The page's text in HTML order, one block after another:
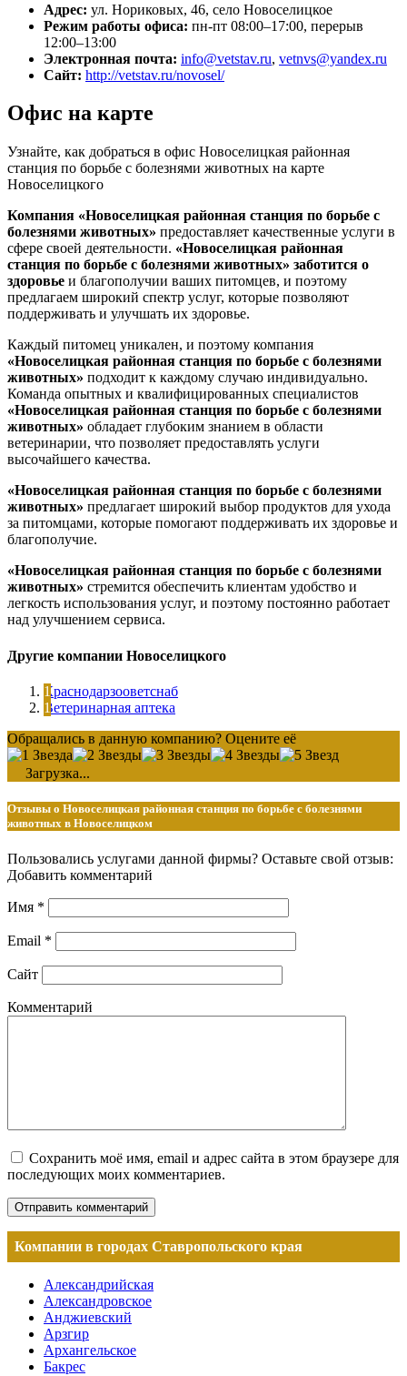
Адрес: ул. Нориковых, 46, село Новоселицкое
Режим работы офиса: пн-пт 08:00–17:00, перерыв
12:00–13:00
Электронная почта: info@vetstav.ru, vetnvs@yandex.ru
Сайт: http://vetstav.ru/novosel/
Офис на карте
Узнайте, как добраться в офис Новоселицкая районная
станция по борьбе с болезнями животных на карте
Новоселицкого
Компания «Новоселицкая районная станция по борьбе с
болезнями животных» предоставляет качественные услуги в
сфере своей деятельности. «Новоселицкая районная
станция по борьбе с болезнями животных» заботится о
здоровье и благополучии ваших питомцев, и поэтому
предлагаем широкий спектр услуг, которые позволяют
поддерживать и улучшать их здоровье.
Каждый питомец уникален, и поэтому компания
«Новоселицкая районная станция по борьбе с болезнями
животных» подходит к каждому случаю индивидуально.
Команда опытных и квалифицированных специалистов
«Новоселицкая районная станция по борьбе с болезнями
животных» обладает глубоким знанием в области
ветеринарии, что позволяет предоставлять услуги
высочайшего качества.
«Новоселицкая районная станция по борьбе с болезнями
животных» предлагает широкий выбор продуктов для ухода
за питомцами, которые помогают поддерживать их здоровье и
благополучие.
«Новоселицкая районная станция по борьбе с болезнями
животных» стремится обеспечить клиентам удобство и
легкость использования услуг, и поэтому постоянно работает
над улучшением сервиса.
Другие компании Новоселицкого
Краснодарзооветснаб
Ветеринарная аптека
Обращались в данную компанию? Оцените её
Загрузка...
Отзывы о Новоселицкая районная станция по борьбе с болезнями
животных в Новоселицком
Пользовались услугами данной фирмы? Оставьте свой отзыв:
Добавить комментарий
Имя *
Email *
Сайт
Комментарий
Сохранить моё имя, email и адрес сайта в этом браузере для
последующих моих комментариев.
Компании в городах Ставропольского края
Александрийская
Александровское
Анджиевский
Арзгир
Архангельское
Бакрес